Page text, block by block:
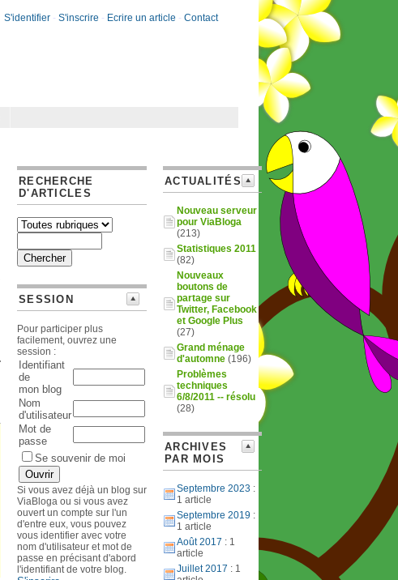
S'identifier - S'inscrire - Ecrire un article - Contact
RECHERCHE
D'ARTICLES
SESSION
Pour participer plus
facilement, ouvrez une
session :
Identifiant
de
mon blog
Nom
d'utilisateur
Mot de
passe
Se souvenir de moi
Si vous avez déjà un blog sur
ViaBloga ou si vous avez
ouvert un compte sur l'un
d'entre eux, vous pouvez
vous identifier avec votre
nom d'utilisateur et mot de
passe en précisant d'abord
l'identifiant de votre blog.
ACTUALITÉS
Nouveau serveur
pour ViaBloga
(213)
Statistiques 2011
(82)
Nouveaux
boutons de
partage sur
Twitter, Facebook
et Google Plus
(27)
Grand ménage
d'automne (196)
Problèmes
techniques
6/8/2011 -- résolu
(28)
ARCHIVES
PAR MOIS
Septembre 2023 :
1 article
Septembre 2019 :
1 article
Août 2017 : 1
article
Juillet 2017 : 1